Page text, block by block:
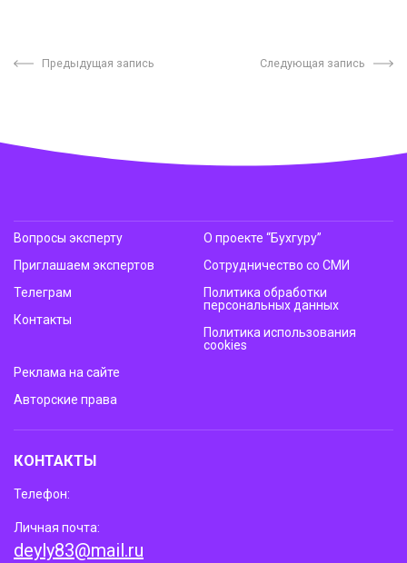
Предыдущая запись Следующая запись
Вопросы эксперту
Приглашаем экспертов
Телеграм
Контакты
О проекте “Бухгуру”
Сотрудничество со СМИ
Политика обработки
персональных данных
Политика использования
cookies
Реклама на сайте
Авторские права
КОНТАКТЫ
Телефон:
Личная почта:
deyly83@mail.ru